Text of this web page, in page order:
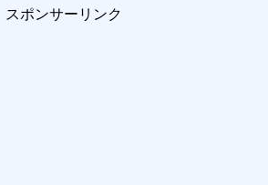
スポンサーリンク